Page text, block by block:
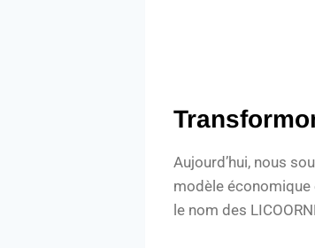
Aujourd’hui, nous
modèle
le nom des